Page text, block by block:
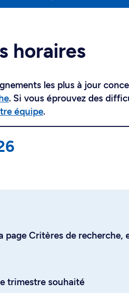
horaires
les plus à jour
. Si vous éprouvez des
équipe.
page Critères de recherche,
trimestre souhaité